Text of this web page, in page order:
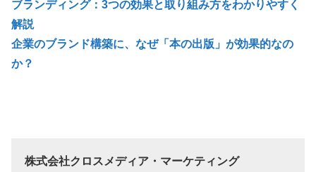
ブランディング：3つの効果と取り組み方をわかりやすく
解説
企業のブランド構築に、なぜ「本の出版」が効果的なの
か？
株式会社クロスメディア・マーケティング